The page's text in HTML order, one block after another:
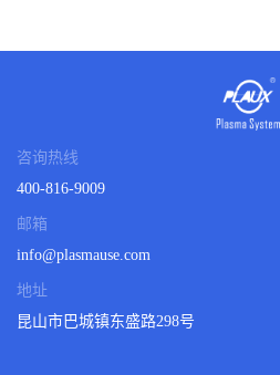
咨询热线
400-816-9009
邮箱
info@plasmause.com
地址
昆山市巴城镇东盛路298号